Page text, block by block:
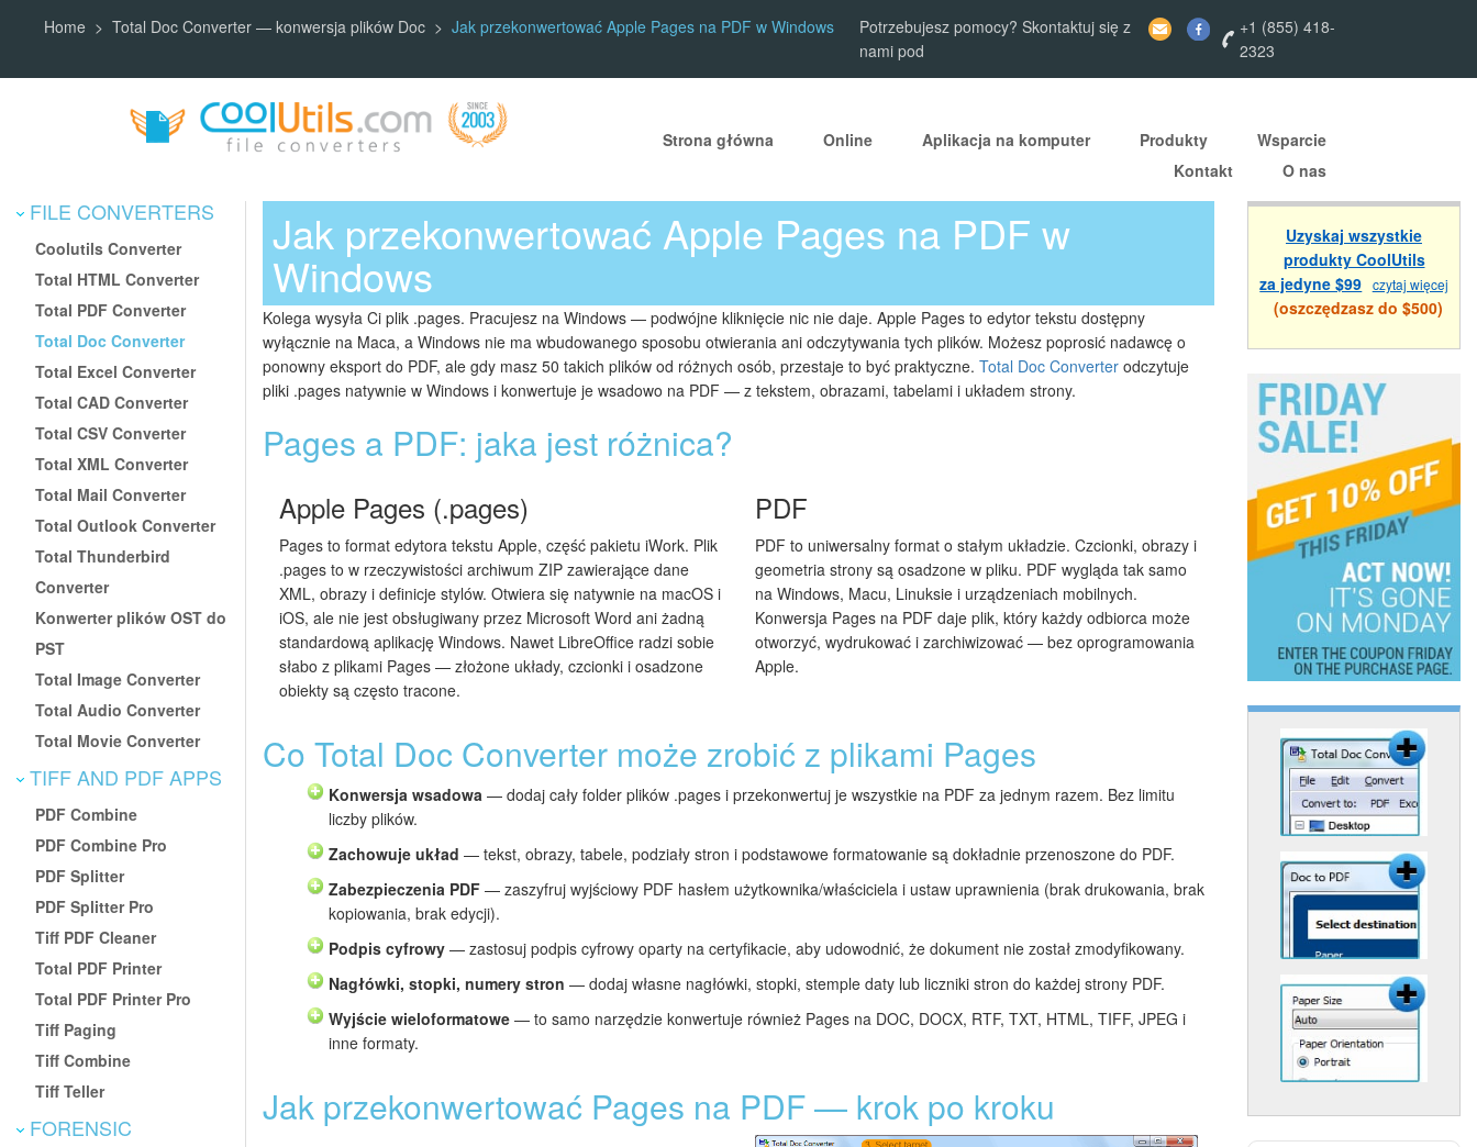
Home Total Doc Converter — konwersja plików Doc Jak przekonwertować Apple Pages na PDF w Windows
Potrzebujesz pomocy? Skontaktuj się z
nami pod
+1 (855) 418-
2323
Strona główna Online Aplikacja na komputer Produkty
Wsparcie
Kontakt
O nas
FILE CONVERTERS
Coolutils Converter
Total HTML Converter
Total PDF Converter
Total Doc Converter
Total Excel Converter
Total CAD Converter
Total CSV Converter
Total XML Converter
Total Mail Converter
Total Outlook Converter
Total Thunderbird
Converter
Konwerter plików OST do
PST
Total Image Converter
Total Audio Converter
Total Movie Converter
TIFF AND PDF APPS
PDF Combine
PDF Combine Pro
PDF Splitter
PDF Splitter Pro
Tiff PDF Cleaner
Total PDF Printer
Total PDF Printer Pro
Tiff Paging
Tiff Combine
Tiff Teller
FORENSIC
Jak przekonwertować Apple Pages na PDF w
Windows
Kolega wysyła Ci plik .pages. Pracujesz na Windows — podwójne kliknięcie nic nie daje. Apple Pages to edytor tekstu dostępny
wyłącznie na Maca, a Windows nie ma wbudowanego sposobu otwierania ani odczytywania tych plików. Możesz poprosić nadawcę o
ponowny eksport do PDF, ale gdy masz 50 takich plików od różnych osób, przestaje to być praktyczne. Total Doc Converter odczytuje
pliki .pages natywnie w Windows i konwertuje je wsadowo na PDF — z tekstem, obrazami, tabelami i układem strony.
Pages a PDF: jaka jest różnica?
Apple Pages (.pages)
Pages to format edytora tekstu Apple, część pakietu iWork. Plik
.pages to w rzeczywistości archiwum ZIP zawierające dane
XML, obrazy i definicje stylów. Otwiera się natywnie na macOS i
iOS, ale nie jest obsługiwany przez Microsoft Word ani żadną
standardową aplikację Windows. Nawet LibreOffice radzi sobie
słabo z plikami Pages — złożone układy, czcionki i osadzone
obiekty są często tracone.
PDF
PDF to uniwersalny format o stałym układzie. Czcionki, obrazy i
geometria strony są osadzone w pliku. PDF wygląda tak samo
na Windows, Macu, Linuksie i urządzeniach mobilnych.
Konwersja Pages na PDF daje plik, który każdy odbiorca może
otworzyć, wydrukować i zarchiwizować — bez oprogramowania
Apple.
Co Total Doc Converter może zrobić z plikami Pages
Konwersja wsadowa — dodaj cały folder plików .pages i przekonwertuj je wszystkie na PDF za jednym razem. Bez limitu
liczby plików.
Zachowuje układ — tekst, obrazy, tabele, podziały stron i podstawowe formatowanie są dokładnie przenoszone do PDF.
Zabezpieczenia PDF — zaszyfruj wyjściowy PDF hasłem użytkownika/właściciela i ustaw uprawnienia (brak drukowania, brak
kopiowania, brak edycji).
Podpis cyfrowy — zastosuj podpis cyfrowy oparty na certyfikacie, aby udowodnić, że dokument nie został zmodyfikowany.
Nagłówki, stopki, numery stron — dodaj własne nagłówki, stopki, stemple daty lub liczniki stron do każdej strony PDF.
Wyjście wieloformatowe — to samo narzędzie konwertuje również Pages na DOC, DOCX, RTF, TXT, HTML, TIFF, JPEG i
inne formaty.
Jak przekonwertować Pages na PDF — krok po kroku
Uzyskaj wszystkie
produkty CoolUtils
za jedyne $99 czytaj więcej
(oszczędzasz do $500)